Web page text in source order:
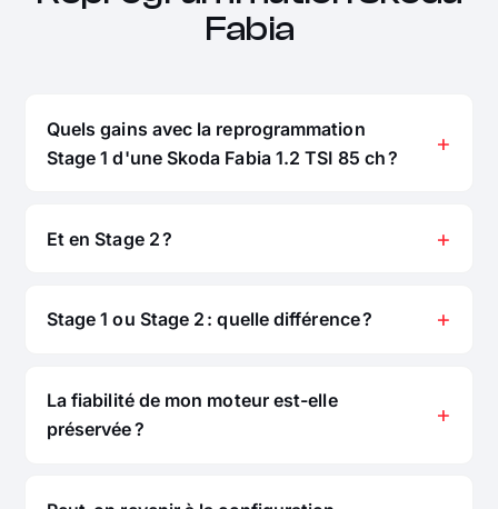
Fabia
Quels gains avec la reprogrammation
Stage 1 d'une Skoda Fabia 1.2 TSI 85 ch ?
Et en Stage 2 ?
Stage 1 ou Stage 2 : quelle différence ?
La fiabilité de mon moteur est-elle
préservée ?